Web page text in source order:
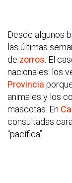
Desde algunos
las últimas
de zorros. El
nacionales: los
Provincia
animales y los
mascotas. En
consultadas
“pacífica”.